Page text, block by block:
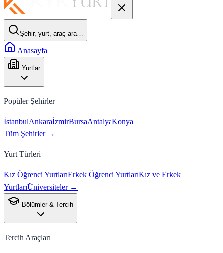
Şehir, yurt, araç ara…
Anasayfa
Yurtlar
Popüler Şehirler
İstanbulAnkaraİzmirBursaAntalyaKonya
Tüm Şehirler →
Yurt Türleri
Kız Öğrenci YurtlarıErkek Öğrenci YurtlarıKız ve Erkek
YurtlarıÜniversiteler →
Bölümler & Tercih
Tercih Araçları